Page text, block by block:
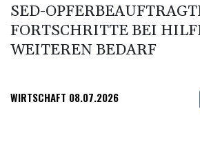
SED-
FORTSCHRITTE BEI
WEITEREN BEDARF
WIRTSCHAFT 08.07.2026